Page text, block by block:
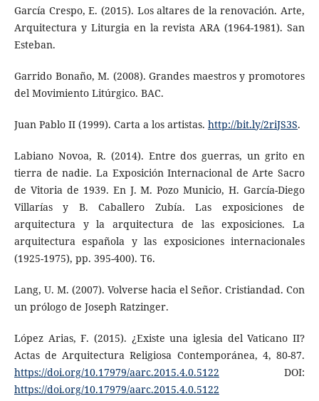
García Crespo, E. (2015). Los altares de la renovación. Arte,
Arquitectura y Liturgia en la revista ARA (1964-1981). San
Esteban.
Garrido Bonaño, M. (2008). Grandes maestros y promotores
del Movimiento Litúrgico. BAC.
Juan Pablo II (1999). Carta a los artistas. http://bit.ly/2riJS3S.
Labiano Novoa, R. (2014). Entre dos guerras, un grito en
tierra de nadie. La Exposición Internacional de Arte Sacro
de Vitoria de 1939. En J. M. Pozo Municio, H. García-Diego
Villarías y B. Caballero Zubía. Las exposiciones de
arquitectura y la arquitectura de las exposiciones. La
arquitectura española y las exposiciones internacionales
(1925-1975), pp. 395-400). T6.
Lang, U. M. (2007). Volverse hacia el Señor. Cristiandad. Con
un prólogo de Joseph Ratzinger.
López Arias, F. (2015). ¿Existe una iglesia del Vaticano II?
Actas de Arquitectura Religiosa Contemporánea, 4, 80-87.
https://doi.org/10.17979/aarc.2015.4.0.5122 DOI:
https://doi.org/10.17979/aarc.2015.4.0.5122